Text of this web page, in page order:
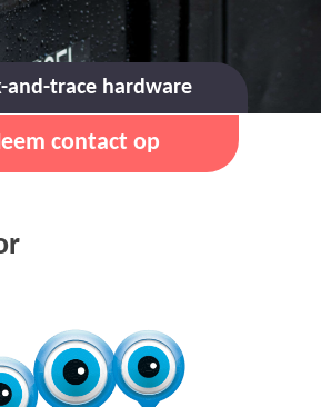
and-trace hardware
contact op